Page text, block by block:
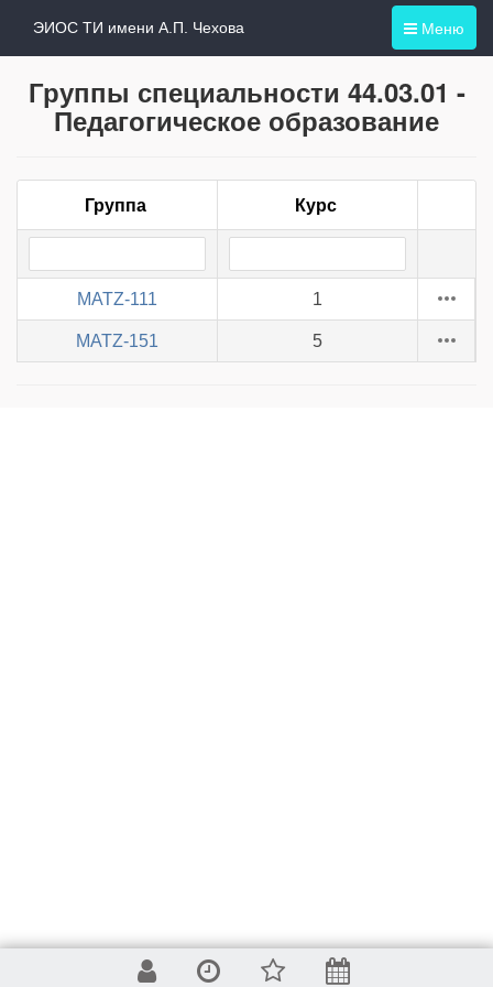
Меню
ЭИОС ТИ имени А.П. Чехова
Группы специальности 44.03.01 -
Педагогическое образование
Группа Курс
МАТZ-111 1
МАТZ-151 5